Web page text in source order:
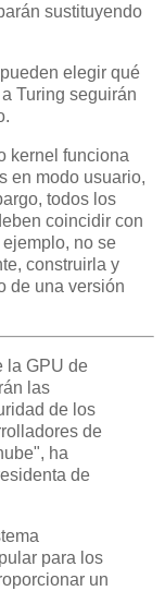
sustituyendo
elegir qué
Turing seguirán
kernel funciona
en modo usuario,
todos los
coincidir con
no se
construirla y
de una versión
la GPU de
las
de los
de
ha
de
para los
un